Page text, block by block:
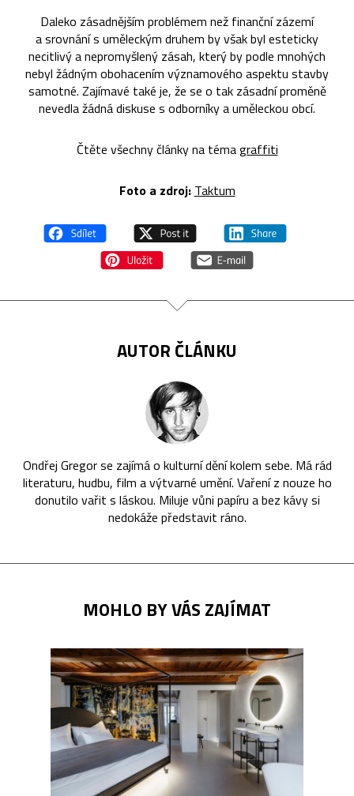
Daleko zásadnějším problémem než finanční zázemí
a srovnání s uměleckým druhem by však byl esteticky
necitlivý a nepromyšlený zásah, který by podle mnohých
nebyl žádným obohacením významového aspektu stavby
samotné. Zajímavé také je, že se o tak zásadní proměně
nevedla žádná diskuse s odborníky a uměleckou obcí.
Čtěte všechny články na témagraffiti
Foto a zdroj: Taktum
AUTOR ČLÁNKU
Ondřej Gregor se zajímá o kulturní dění kolem sebe. Má rád
literaturu, hudbu, film a výtvarné umění. Vaření z nouze ho
donutilo vařit s láskou. Miluje vůni papíru a bez kávy si
nedokáže představit ráno.
MOHLO BY VÁS ZAJÍMAT